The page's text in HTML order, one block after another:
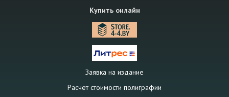
Купить онлайн
Заявка на издание
Расчет стоимости полиграфии